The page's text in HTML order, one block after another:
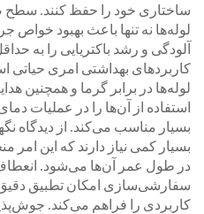
ساختاری خود را حفظ کنند. سطح
لوله‌ها نه تنها باعث بهبود
آلودگی و رشد باکتریایی را به
کاربردهای بهداشتی امری
لوله‌ها در برابر گرما و همچنین
استفاده از آن‌ها را در عملیات
بسیار مناسب می‌کند. از دیدگاه
بسیار کمی نیاز دارند که این امر
در طول عمر آن‌ها می‌شود.
سفارشی‌سازی امکان تطبیق
کاربردی را فراهم می‌کند.